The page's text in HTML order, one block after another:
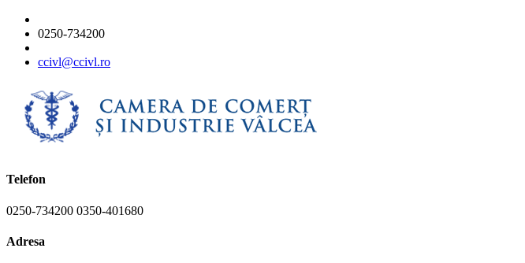
0250-734200
ccivl@ccivl.ro
Telefon
0250-734200 0350-401680
Adresa